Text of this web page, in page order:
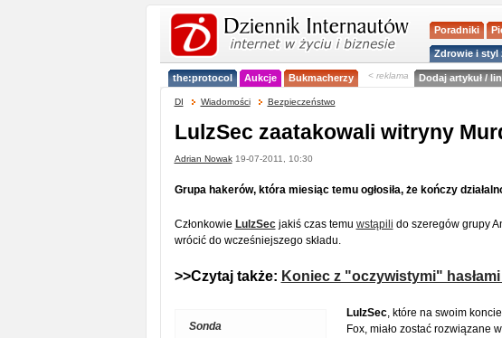
Poradniki
Zdrowie i styl
the:protocol Aukcje Bukmacherzy < reklama Dodaj artykuł /
DI Wiadomości Bezpieczeństwo
LulzSec zaatakowali witryny
Adrian Nowak19-07-2011, 10:30
Grupa hakerów, która miesiąc temu ogłosiła, że kończy
Członkowie LulzSecjakiś czas temu wstąpili do szeregów grupy
wrócić do wcześniejszego składu.
>>Czytaj także: Koniec z "oczywistymi"
Sonda
LulzSec, które na swoim
Fox, miało zostać rozwiązane